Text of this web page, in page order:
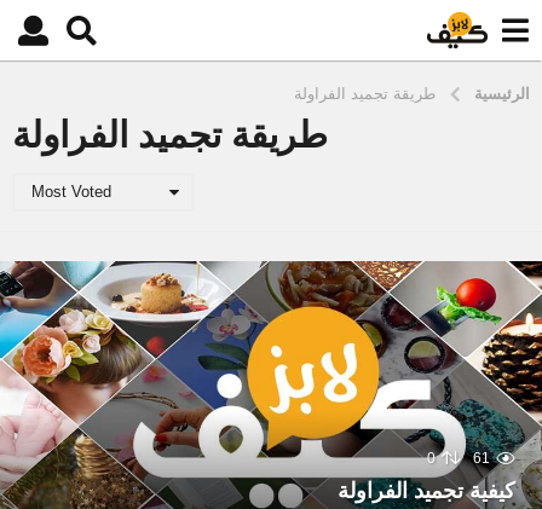
الرئيسية طريقة تجميد الفراولة
طريقة تجميد الفراولة
Most Voted
61
0
كيفية تجميد الفراولة